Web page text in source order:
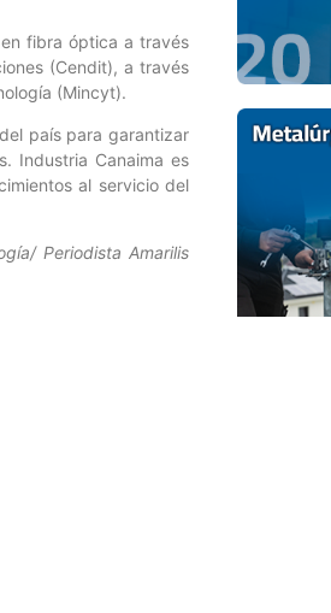
fibra óptica a través
(Cendit), a través
(Mincyt).
país para garantizar
Industria Canaima es
al servicio del
Periodista Amarilis